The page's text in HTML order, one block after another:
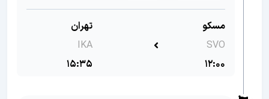
مسکو
SVO
12:00
تهران
IKA
15:35